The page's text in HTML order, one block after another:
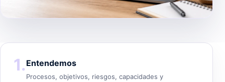
1. Entendemos
Procesos, objetivos, riesgos, capacidades y